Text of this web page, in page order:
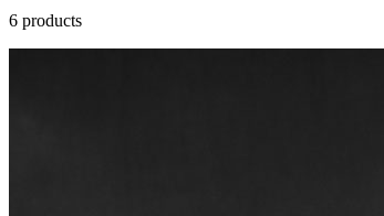
6 products